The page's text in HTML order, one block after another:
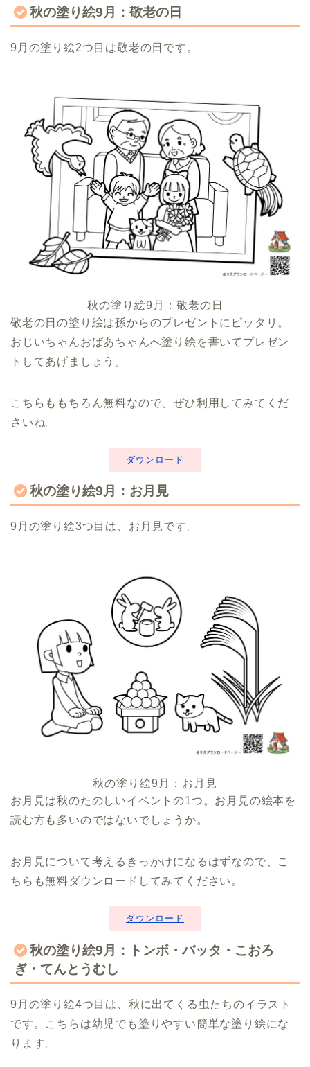
秋の塗り絵9月：敬老の日
9月の塗り絵2つ目は敬老の日です。
秋の塗り絵9月：敬老の日
敬老の日の塗り絵は孫からのプレゼントにピッタリ。
おじいちゃんおばあちゃんへ塗り絵を書いてプレゼン
トしてあげましょう。
こちらももちろん無料なので、ぜひ利用してみてくだ
さいね。
ダウンロード
秋の塗り絵9月：お月見
9月の塗り絵3つ目は、お月見です。
秋の塗り絵9月：お月見
お月見は秋のたのしいイベントの1つ。お月見の絵本を
読む方も多いのではないでしょうか。
お月見について考えるきっかけになるはずなので、こ
ちらも無料ダウンロードしてみてください。
ダウンロード
秋の塗り絵9月：トンボ・バッタ・こおろ
ぎ・てんとうむし
9月の塗り絵4つ目は、秋に出てくる虫たちのイラスト
です。こちらは幼児でも塗りやすい簡単な塗り絵にな
ります。